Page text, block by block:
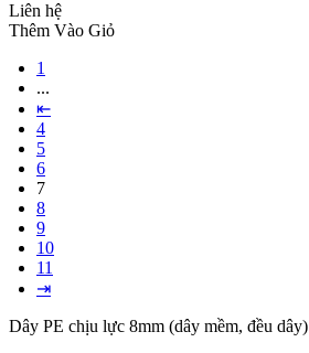
Liên hệ
Thêm Vào Giỏ
1
...
⇤
4
5
6
7
8
9
10
11
⇥
Dây PE chịu lực 8mm (dây mềm, đều dây)